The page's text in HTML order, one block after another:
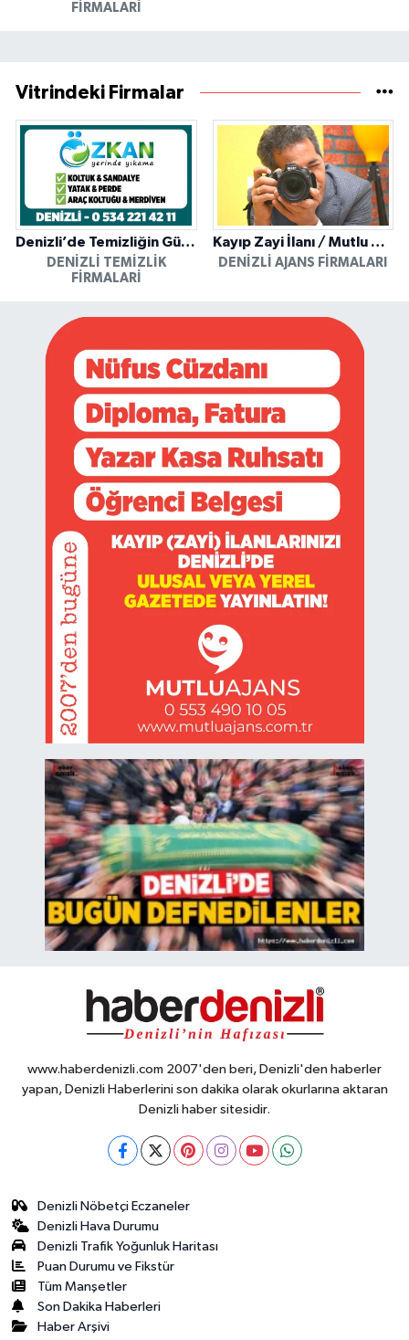
FIRMALARI
Vitrindeki Firmalar
Denizli’de Temizliğin Güvenilir Adresi: Özkan Yerinde Yıkama
DENIZLI TEMIZLIK
FIRMALARI
Kayıp Zayi İlanı / Mutlu Ajans / Denizli
DENIZLI AJANS FIRMALARI
www.haberdenizli.com 2007'den beri, Denizli'den haberler
yapan, Denizli Haberlerini son dakika olarak okurlarına aktaran
Denizli haber sitesidir.
Denizli Nöbetçi Eczaneler
Denizli Hava Durumu
Denizli Trafik Yoğunluk Haritası
Puan Durumu ve Fikstür
Tüm Manşetler
Son Dakika Haberleri
Haber Arşivi